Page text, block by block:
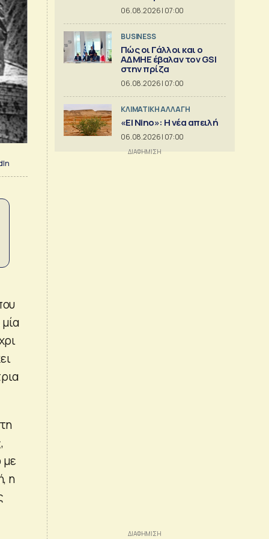
με
η
06.08.2026 | 07:00
BUSINESS
Πώς οι Γάλλοι και ο
ΑΔΜΗΕ έβαλαν τον GSI
στην πρίζα
06.08.2026 | 07:00
ΚΛΙΜΑΤΙΚΗ ΑΛΛΑΓΗ
«El Nino»: Η νέα απειλή
06.08.2026 | 07:00